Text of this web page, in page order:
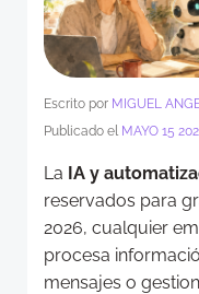
Escrito por MIGUEL
Publicado el MAYO 15
La IA y
reservados para
2026, cualquier
procesa
mensajes o